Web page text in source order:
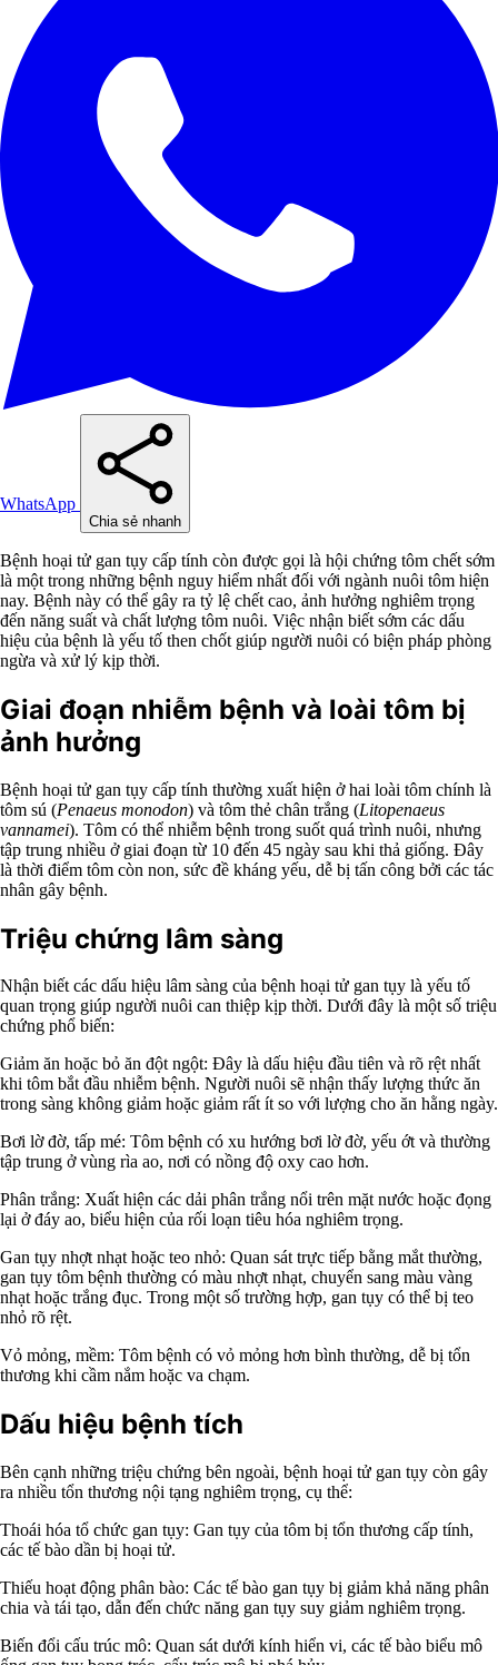
WhatsApp
Chia sẻ nhanh
Bệnh hoại tử gan tụy cấp tính còn được gọi là hội chứng tôm chết sớm
là một trong những bệnh nguy hiểm nhất đối với ngành nuôi tôm hiện
nay. Bệnh này có thể gây ra tỷ lệ chết cao, ảnh hưởng nghiêm trọng
đến năng suất và chất lượng tôm nuôi. Việc nhận biết sớm các dấu
hiệu của bệnh là yếu tố then chốt giúp người nuôi có biện pháp phòng
ngừa và xử lý kịp thời.
Giai đoạn nhiễm bệnh và loài tôm bị
ảnh hưởng
Bệnh hoại tử gan tụy cấp tính thường xuất hiện ở hai loài tôm chính là
tôm sú (Penaeus monodon) và tôm thẻ chân trắng (Litopenaeus
vannamei). Tôm có thể nhiễm bệnh trong suốt quá trình nuôi, nhưng
tập trung nhiều ở giai đoạn từ 10 đến 45 ngày sau khi thả giống. Đây
là thời điểm tôm còn non, sức đề kháng yếu, dễ bị tấn công bởi các tác
nhân gây bệnh.
Triệu chứng lâm sàng
Nhận biết các dấu hiệu lâm sàng của bệnh hoại tử gan tụy là yếu tố
quan trọng giúp người nuôi can thiệp kịp thời. Dưới đây là một số triệu
chứng phổ biến:
Giảm ăn hoặc bỏ ăn đột ngột: Đây là dấu hiệu đầu tiên và rõ rệt nhất
khi tôm bắt đầu nhiễm bệnh. Người nuôi sẽ nhận thấy lượng thức ăn
trong sàng không giảm hoặc giảm rất ít so với lượng cho ăn hằng ngày.
Bơi lờ đờ, tấp mé: Tôm bệnh có xu hướng bơi lờ đờ, yếu ớt và thường
tập trung ở vùng rìa ao, nơi có nồng độ oxy cao hơn.
Phân trắng: Xuất hiện các dải phân trắng nổi trên mặt nước hoặc đọng
lại ở đáy ao, biểu hiện của rối loạn tiêu hóa nghiêm trọng.
Gan tụy nhợt nhạt hoặc teo nhỏ: Quan sát trực tiếp bằng mắt thường,
gan tụy tôm bệnh thường có màu nhợt nhạt, chuyển sang màu vàng
nhạt hoặc trắng đục. Trong một số trường hợp, gan tụy có thể bị teo
nhỏ rõ rệt.
Vỏ mỏng, mềm: Tôm bệnh có vỏ mỏng hơn bình thường, dễ bị tổn
thương khi cầm nắm hoặc va chạm.
Dấu hiệu bệnh tích
Bên cạnh những triệu chứng bên ngoài, bệnh hoại tử gan tụy còn gây
ra nhiều tổn thương nội tạng nghiêm trọng, cụ thể:
Thoái hóa tổ chức gan tụy: Gan tụy của tôm bị tổn thương cấp tính,
các tế bào dần bị hoại tử.
Thiếu hoạt động phân bào: Các tế bào gan tụy bị giảm khả năng phân
chia và tái tạo, dẫn đến chức năng gan tụy suy giảm nghiêm trọng.
Biến đổi cấu trúc mô: Quan sát dưới kính hiển vi, các tế bào biểu mô